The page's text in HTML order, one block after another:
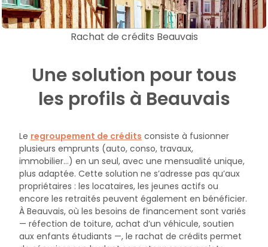
Rachat de crédits Beauvais
Une solution pour tous
les profils à Beauvais
Le regroupement de crédits consiste à fusionner
plusieurs emprunts (auto, conso, travaux,
immobilier…) en un seul, avec une mensualité unique,
plus adaptée. Cette solution ne s’adresse pas qu’aux
propriétaires : les locataires, les jeunes actifs ou
encore les retraités peuvent également en bénéficier.
À Beauvais, où les besoins de financement sont variés
— réfection de toiture, achat d’un véhicule, soutien
aux enfants étudiants —, le rachat de crédits permet